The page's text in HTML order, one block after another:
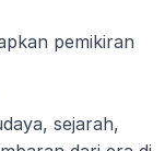
pemikiran
sejarah,